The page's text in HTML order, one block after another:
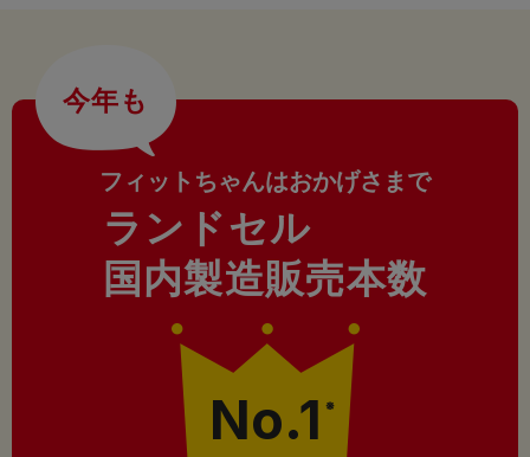
今年も
フィットちゃんはおかげさまで
ランドセル
国内製造販売本数
No.1 ※